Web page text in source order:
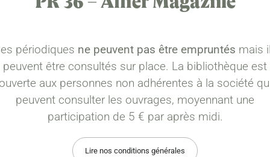
périodiques ne peuvent pas être empruntés mais
peuvent être consultés sur place. La bibliothèque est
aux personnes non adhérentes à la société
peuvent consulter les ouvrages, moyennant une
participation de 5 € par après midi.
Lire nos conditions générales